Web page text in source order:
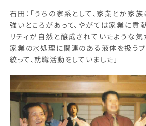
石田：「うちの家系として、家業とか家
強いところがあって、やがては家業に貢
リティが自然と醸成されていたような気
家業の水処理に関連のある液体を扱う
絞って、就職活動をしていました」